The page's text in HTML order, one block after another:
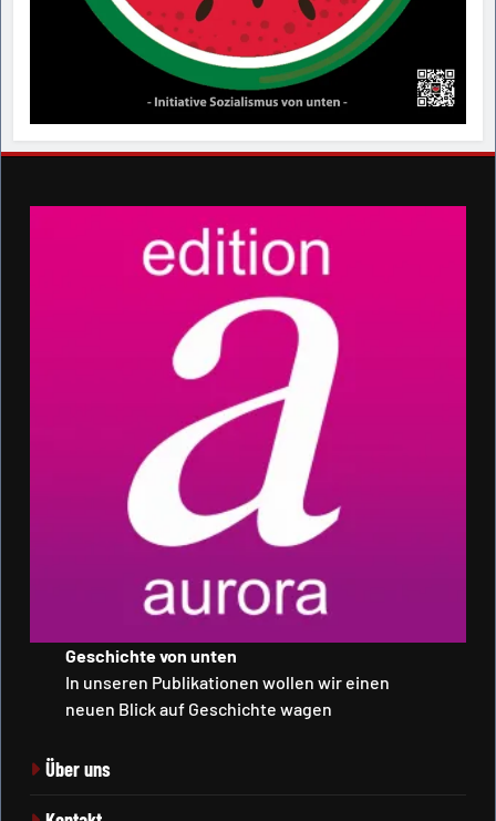
Geschichte von unten
In unseren Publikationen wollen wir einen
neuen Blick auf Geschichte wagen
Über uns